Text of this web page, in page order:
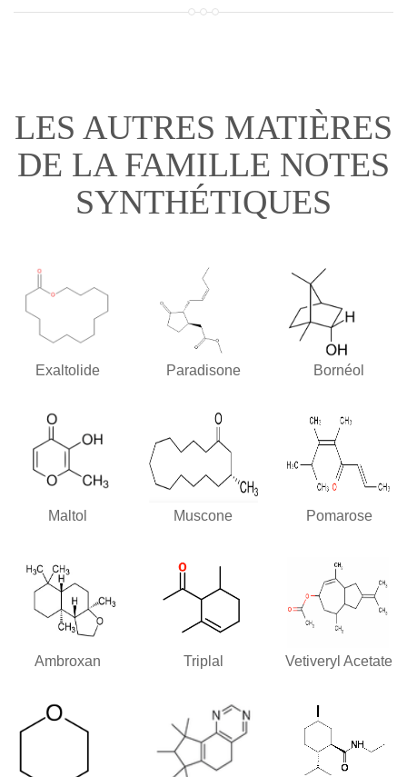
LES AUTRES MATIÈRES
DE LA FAMILLE NOTES
SYNTHÉTIQUES
Exaltolide Paradisone Bornéol
Maltol Muscone Pomarose
Ambroxan Triplal Vetiveryl Acetate